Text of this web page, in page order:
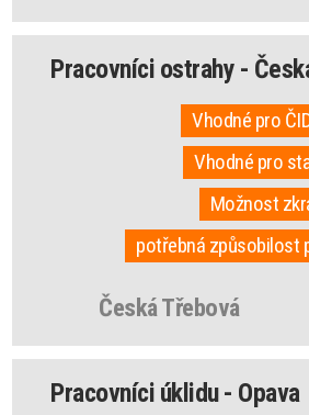
Pracovníci ostrahy -
Vhodné pro
Vhodné pro
Možnost
potřebná způsobilost
Česká Třebová
Pracovníci úklidu - Opava